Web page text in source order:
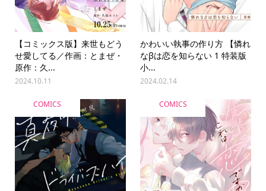
【コミックス版】来世もどう
せ愛してる／作画：とまぜ・
原作：久...
2024.10.11
かわいい執事の作り方 【憐れ
なβは恋を知らない 1 特装版
小...
2024.02.14
COMICS COMICS